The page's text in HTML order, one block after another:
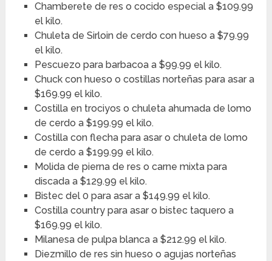
Chamberete de res o cocido especial a $109.99
el kilo.
Chuleta de Sirloin de cerdo con hueso a $79.99
el kilo.
Pescuezo para barbacoa a $99.99 el kilo.
Chuck con hueso o costillas norteñas para asar a
$169.99 el kilo.
Costilla en trociyos o chuleta ahumada de lomo
de cerdo a $199.99 el kilo.
Costilla con flecha para asar o chuleta de lomo
de cerdo a $199.99 el kilo.
Molida de pierna de res o carne mixta para
discada a $129.99 el kilo.
Bistec del 0 para asar a $149.99 el kilo.
Costilla country para asar o bistec taquero a
$169.99 el kilo.
Milanesa de pulpa blanca a $212.99 el kilo.
Diezmillo de res sin hueso o agujas norteñas